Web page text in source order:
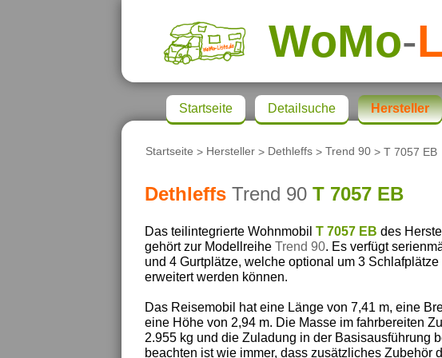
WoMo-
Startseite > Hersteller > Dethleffs >Trend 90 > T 7057 EB
Dethleffs Trend 90 T 7057 EB
Das teilintegrierte Wohnmobil T 7057 EB des
gehört zur Modellreihe Trend 90. Es verfügt
und 4 Gurtplätze, welche optional um 3
erweitert werden können.
Das Reisemobil hat eine Länge von 7,41 m, eine
eine Höhe von 2,94 m. Die Masse im fahrbereiten
2.955 kg und die Zuladung in der Basisausführung
beachten ist wie immer, dass zusätzliches Zubehör
Startseite Detailsuche Hersteller